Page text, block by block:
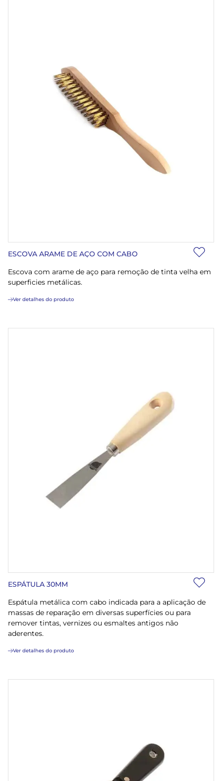
ESCOVA ARAME DE AÇO COM CABO
Escova com arame de aço para remoção de tinta velha em
superficies metálicas.
Ver detalhes do produto
ESPÁTULA 30MM
Espátula metálica com cabo indicada para a aplicação de
massas de reparação em diversas superfícies ou para
remover tintas, vernizes ou esmaltes antigos não
aderentes.
Ver detalhes do produto